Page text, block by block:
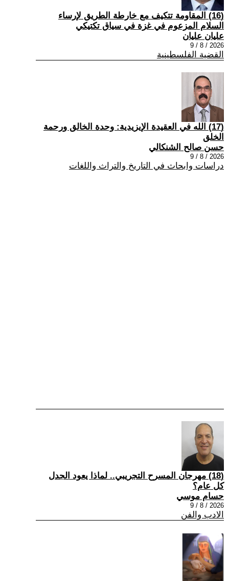
(16) المقاومة تتكيف مع خارطة الطريق لإرساء
السلام المزعوم في غزة في سياق تكتيكي
عليان عليان
2026 / 8 / 9
القضية الفلسطينية
(17) الله في العقيدة الإيزيدية: وحدة الخالق ورحمة
الخلق
حسن صالح الشنكالي
2026 / 8 / 9
دراسات وابحاث في التاريخ والتراث واللغات
(18) مهرجان المسرح التجريبي.. لماذا يعود الجدل
كل عام؟
حسام موسي
2026 / 8 / 9
الادب والفن